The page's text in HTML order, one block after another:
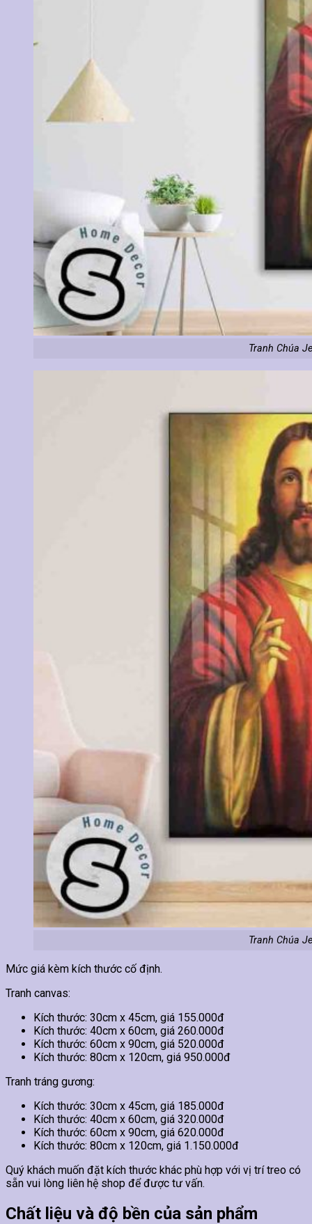
Tranh Chúa
Tranh Chúa
Mức giá kèm kích thước cố định.
Tranh canvas:
Kích thước: 30cm x 45cm, giá 155.000đ
Kích thước: 40cm x 60cm, giá 260.000đ
Kích thước: 60cm x 90cm, giá 520.000đ
Kích thước: 80cm x 120cm, giá 950.000đ
Tranh tráng gương:
Kích thước: 30cm x 45cm, giá 185.000đ
Kích thước: 40cm x 60cm, giá 320.000đ
Kích thước: 60cm x 90cm, giá 620.000đ
Kích thước: 80cm x 120cm, giá 1.150.000đ
Quý khách muốn đặt kích thước khác phù hợp với vị trí treo có
sẵn vui lòng liên hệ shop để được tư vấn.
Chất liệu và độ bền của sản phẩm